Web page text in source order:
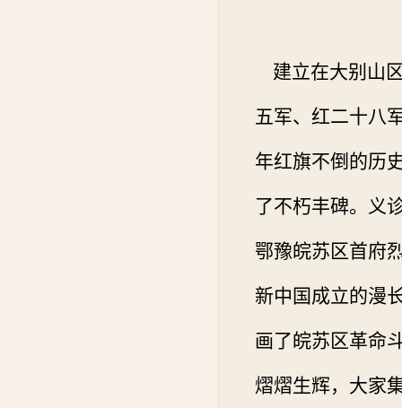
建立在大别山
五军、红二十八
年红旗不倒的历
了不朽丰碑。义
鄂豫皖苏区首府
新中国成立的漫
画了皖苏区革命
熠熠生辉，大家